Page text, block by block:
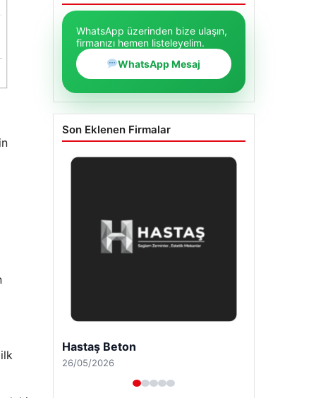
WhatsApp üzerinden bize ulaşın,
firmanızı hemen listeleyelim.
WhatsApp Mesaj
Son Eklenen Firmalar
Enes Kaplan Avukatlık Bürosu
28/04/2026